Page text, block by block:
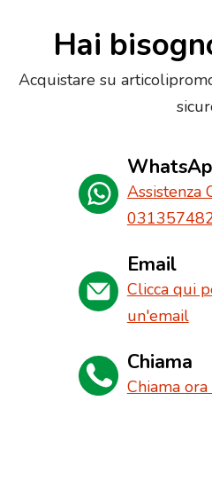
Hai
Acquistare su
Assistenza
Email
Clicca qui
un'email
Chiama
Chiama